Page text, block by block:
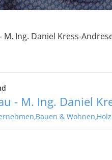
M. Ing. Daniel Kress-
- M. Ing. Daniel
,Bauen & Wohnen,